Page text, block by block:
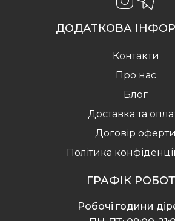
ДОДАТКОВА
Контакти
Про нас
Блог
Доставка та
Договір оферти
Політика
ГРАФІК
Робочі години